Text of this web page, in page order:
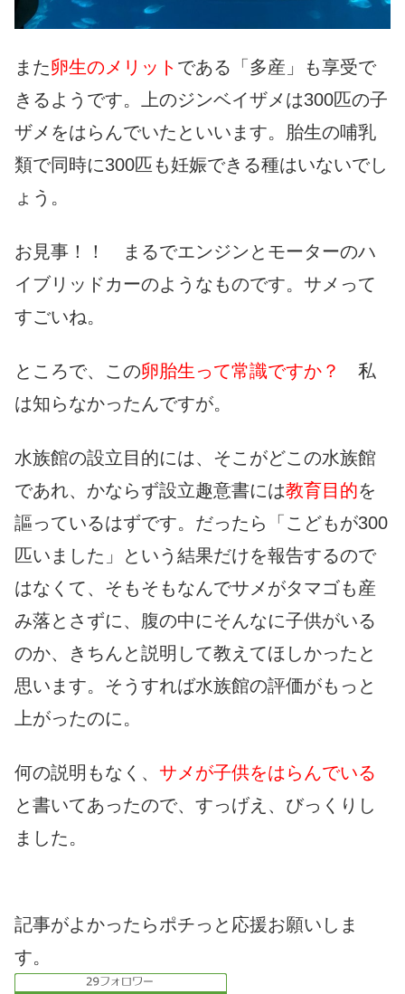
また卵生のメリット である「多産」も享受で
きるようです。上のジンベイザメは300匹の子
ザメをはらんでいたといいます。胎生の哺乳
類で同時に300匹も妊娠できる種はいないでし
ょう。
お見事！！ まるでエンジンとモーターのハ
イブリッドカーのようなものです。サメって
すごいね。
ところで、この卵胎生って常識ですか？
私
は知らなかったんですが。
水族館の設立目的には、そこがどこの水族館
であれ、かならず設立趣意書には教育目的を
謳っているはずです。だったら「こどもが300
匹いました」という結果だけを報告するので
はなくて、そもそもなんでサメがタマゴも産
み落とさずに、腹の中にそんなに子供がいる
のか、きちんと説明して教えてほしかったと
思います。そうすれば水族館の評価がもっと
上がったのに。
何の説明もなく、 サメが子供をはらんでいる
と書いてあったので、すっげえ、びっくりし
ました。
記事がよかったらポチっと応援お願いしま
す。